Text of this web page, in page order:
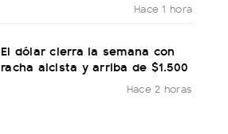
Hace 1 hora
El dólar cierra la semana con
racha alcista y arriba de $1.500
Hace 2 horas